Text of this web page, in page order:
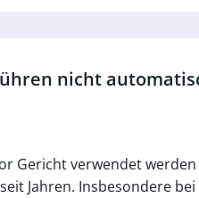
nicht
Gericht verwendet
Jahren. Insbesondere